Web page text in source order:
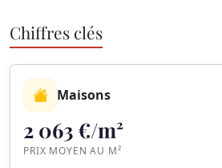
Chiffres clés
Maisons
2 063 €/m²
PRIX MOYEN AU M²